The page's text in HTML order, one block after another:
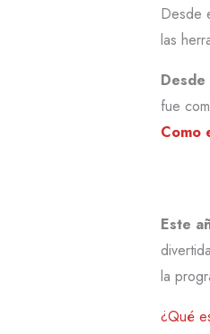
Desde
las
fue
Como
Este
la
¿Qué